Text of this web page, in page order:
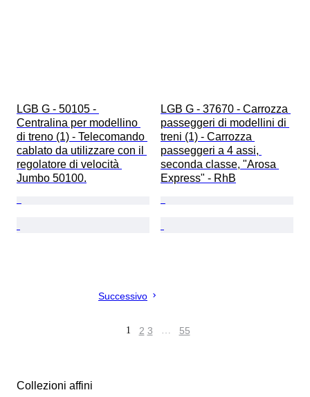
LGB G - 50105 -
Centralina per modellino
di treno (1) - Telecomando
cablato da utilizzare con il
regolatore di velocità
Jumbo 50100.
LGB G - 37670 - Carrozza
passeggeri di modellini di
treni (1) - Carrozza
passeggeri a 4 assi,
seconda classe, "Arosa
Express" - RhB
Successivo
1 2 3 … 55
Collezioni affini